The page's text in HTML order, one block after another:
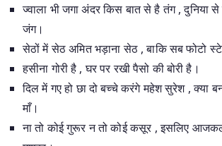
ज्वाला भी जगा अंदर किस बात से है तंग , दुनिया
जंग।
सेठों में सेठ अमित भड़ाना सेठ , बाकि सब फोटो
हसीना गोरी है , घर पर रखी पैसो की बोरी है।
दिल में गए हो छा दो बच्चे करंगे महेश सुरेश , क्या
माँ।
ना तो कोई गुरूर न तो कोई कसूर , इसलिए